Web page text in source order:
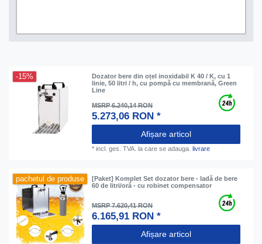
-15%
Dozator bere din oțel inoxidabil K 40 / K, cu 1
linie, 50 litri / h, cu pompă cu membrană, Green
Line
MSRP 6.240,14 RON
5.273,06 RON *
Afișare articol
*incl. ges. TVA. la care se adauga.livrare
pachetul de produse
[Paket] Komplet Set dozator bere - ladă de bere
60 de litri/oră - cu robinet compensator
MSRP 7.620,41 RON
6.165,91 RON *
Afișare articol